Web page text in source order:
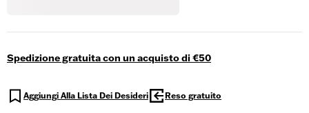
Spedizione gratuita con un acquisto di €50
Aggiungi Alla Lista Dei Desideri Reso gratuito